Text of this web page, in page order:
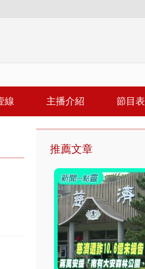
線 主播介紹 節目表
推薦文章